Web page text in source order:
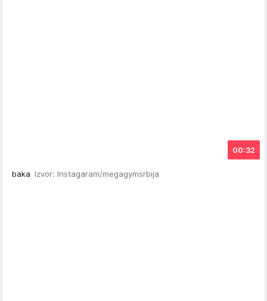
00:32
baka Izvor: Instagaram/megagymsrbija